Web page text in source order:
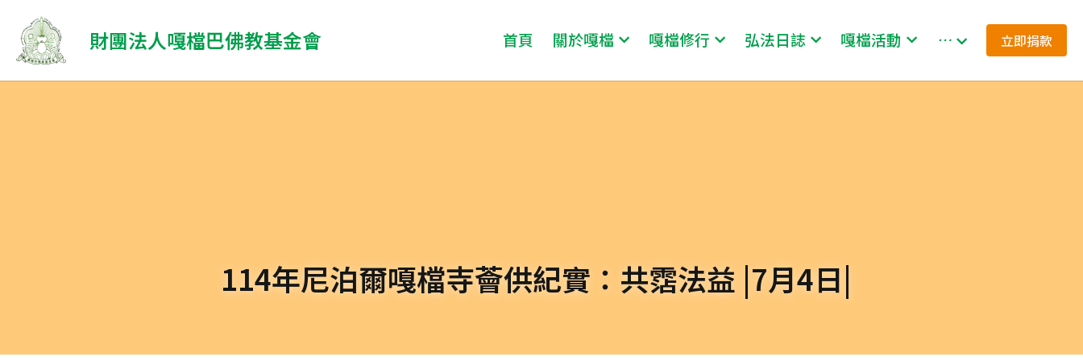
財團法人嘎檔巴佛教基金會 首頁 關於嘎檔 嘎檔修行 弘法日誌 嘎檔活動 … 立即捐款
114年尼泊爾嘎檔寺薈供紀實：共霑法益 |7月4日|